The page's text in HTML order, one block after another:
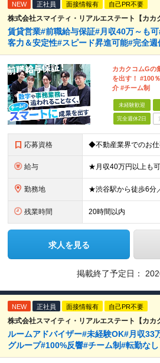
NEW 正社員 面接情報有 自己PR不要
株式会社スマイティ・リアルエステート【カカ
賃貸営業#前職給与保証#月収40万～も
客力＆安定性#スピード昇進可能#完全週
カカクコムGの
を出す！ #100
介 #チーム制
未経験歓迎
完全週休2日
応募資格
給与
勤務地
残業時間 20時間以内
求人を見る
掲載終了予定日：
NEW 正社員 面接情報有 自己PR不要
株式会社スマイティ・リアルエステート【カカ
ルームアドバイザー#未経験OK#月収33
グループ#100%反響#チーム制#転勤なし